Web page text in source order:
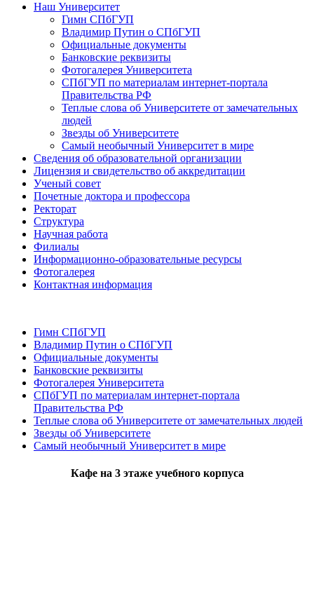
Наш Университет
Гимн СПбГУП
Владимир Путин о СПбГУП
Официальные документы
Банковские реквизиты
Фотогалерея Университета
СПбГУП по материалам интернет-портала
Правительства РФ
Теплые слова об Университете от замечательных
людей
Звезды об Университете
Самый необычный Университет в мире
Сведения об образовательной организации
Лицензия и свидетельство об аккредитации
Ученый совет
Почетные доктора и профессора
Ректорат
Структура
Научная работа
Филиалы
Информационно-образовательные ресурсы
Фотогалерея
Контактная информация
Гимн СПбГУП
Владимир Путин о СПбГУП
Официальные документы
Банковские реквизиты
Фотогалерея Университета
СПбГУП по материалам интернет-портала
Правительства РФ
Теплые слова об Университете от замечательных людей
Звезды об Университете
Самый необычный Университет в мире
Кафе на 3 этаже учебного корпуса